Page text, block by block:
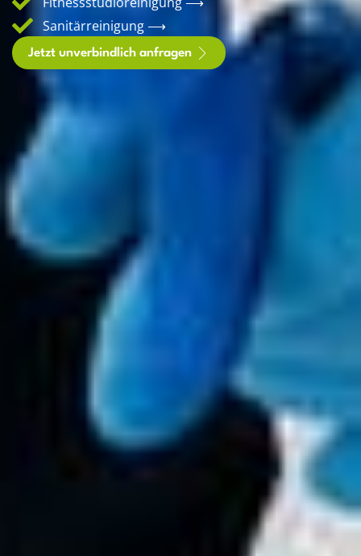
Sanitärreinigung ⟶
Jetzt unverbindlich anfragen